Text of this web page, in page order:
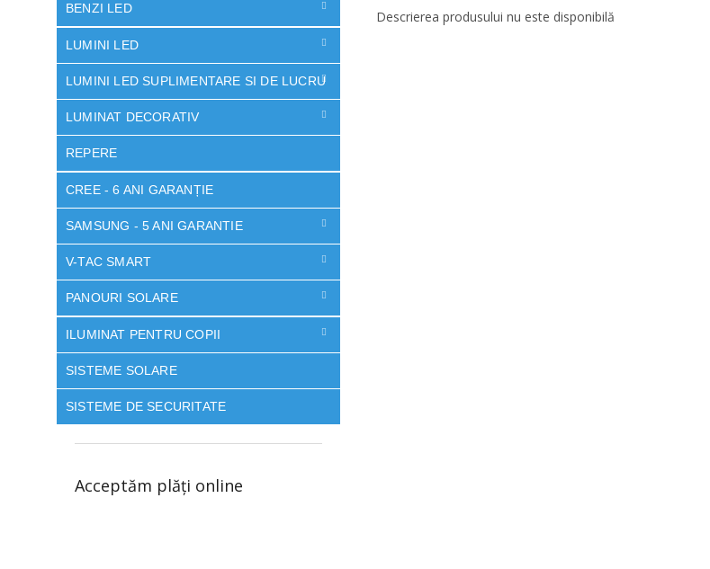
BENZI LED
LUMINI LED
LUMINI LED SUPLIMENTARE SI DE LUCRU
LUMINAT DECORATIV
REPERE
CREE - 6 ANI GARANȚIE
SAMSUNG - 5 ANI GARANTIE
V-TAC SMART
PANOURI SOLARE
ILUMINAT PENTRU COPII
SISTEME SOLARE
SISTEME DE SECURITATE
Acceptăm plăţi online
Descrierea produsului nu este disponibilă